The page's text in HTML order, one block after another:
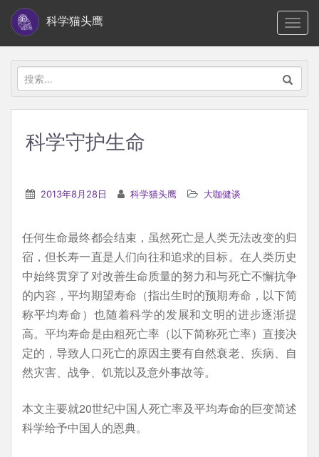
i
科学猫头鹰
搜
索：
科学守护生命
2013年8月28日 科学猫头鹰 大咖健谈
任何生命最终都会结束，虽然死亡是人类无法改变的归
宿，但长寿一直是人们向往和追求的目标。在人类历史
中始终贯穿了对改善生命质量的努力和与死亡不懈抗争
的内容，平均期望寿命（指出生时的预期寿命，以下简
称平均寿命）也随着科学的发展和文明的进步逐渐提
高。平均寿命是由粗死亡率（以下简称死亡率）直接决
定的，导致人口死亡的原因主要有自然衰老、疾病、自
然灾害、战争、饥荒以及意外事故等。
本文主要就20世纪中国人死亡率及平均寿命的巨变简述
科学给予中国人的恩典。